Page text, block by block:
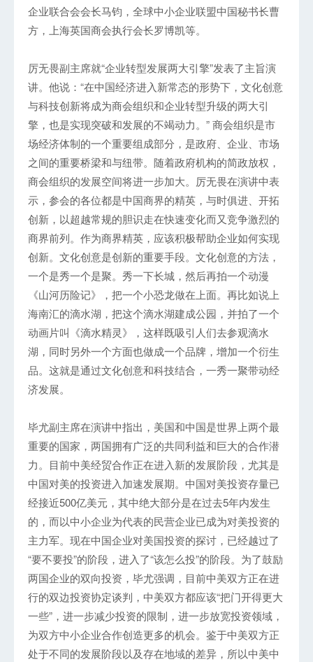
企业联合会会长马钧，全球中小企业联盟中国秘书长曹
方，上海英国商会执行会长罗博凯等。
厉无畏副主席就“企业转型发展两大引擎”发表了主旨演
讲。他说：“在中国经济进入新常态的形势下，文化创意
与科技创新将成为商会组织和企业转型升级的两大引
擎，也是实现突破和发展的不竭动力。” 商会组织是市
场经济体制的一个重要组成部分，是政府、企业、市场
之间的重要桥梁和与纽带。随着政府机构的简政放权，
商会组织的发展空间将进一步加大。厉无畏在演讲中表
示，参会的各位都是中国商界的精英，与时俱进、开拓
创新，以超越常规的胆识走在快速变化而又竞争激烈的
商界前列。作为商界精英，应该积极帮助企业如何实现
创新。文化创意是创新的重要手段。文化创意的方法，
一个是秀一个是聚。秀一下长城，然后再拍一个动漫
《山河历险记》，把一个小恐龙做在上面。再比如说上
海南汇的滴水湖，把这个滴水湖建成公园，并拍了一个
动画片叫《滴水精灵》，这样既吸引人们去参观滴水
湖，同时另外一个方面也做成一个品牌，增加一个衍生
品。这就是通过文化创意和科技结合，一秀一聚带动经
济发展。
毕尤副主席在演讲中指出，美国和中国是世界上两个最
重要的国家，两国拥有广泛的共同利益和巨大的合作潜
力。目前中美经贸合作正在进入新的发展阶段，尤其是
中国对美的投资进入加速发展期。中国对美投资存量已
经接近500亿美元，其中绝大部分是在过去5年内发生
的，而以中小企业为代表的民营企业已成为对美投资的
主力军。现在中国企业对美国投资的探讨，已经越过了
“要不要投”的阶段，进入了“该怎么投”的阶段。为了鼓励
两国企业的双向投资，毕尤强调，目前中美双方正在进
行的双边投资协定谈判，中美双方都应该“把门开得更大
一些”，进一步减少投资的限制，进一步放宽投资领域，
为双方中小企业合作创造更多的机会。鉴于中美双方正
处于不同的发展阶段以及存在地域的差异，所以中美中